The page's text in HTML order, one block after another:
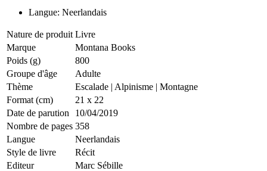
Langue: Neerlandais
Nature de produit Livre
Marque
Montana Books
Poids (g)
800
Groupe d'âge
Adulte
Thème
Escalade | Alpinisme | Montagne
Format (cm)
21 x 22
Date de parution
10/04/2019
Nombre de pages 358
Langue
Neerlandais
Style de livre
Récit
Editeur
Marc Sébille